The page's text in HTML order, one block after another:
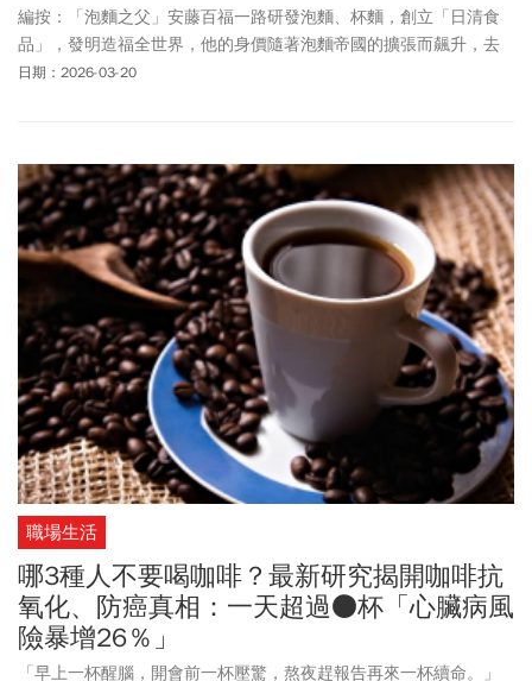
編按：「泡麵之父」安藤百福一路研發泡麵、杯麵，創立「日清食
品」，發明造福全世界，他的身價隨著泡麵帝國的擴張而飆升，去
世時淨資產達8億美元（約合新台幣252億元）。安藤百福人生並非
47歲，他擔任信用合作社理事長時，沒想到合作社破產，讓他一夕
之間身無分文。然而，挫折沒有擊倒他，48歲那年，他從零開始，
研發出泡麵，開創全新的產業，也一步步將公司發展成全球知名品
牌。對於外界總說他「起步晚」，百福總是這樣回答：「人生沒有
什麼晚不晚的。就算50歲、60歲，也能有新的開始。」
日期：2026-03-20
職場生活
哪3種人不要喝咖啡？最新研究揭開咖啡抗
氧化、防癌真相：一天超過●杯「心臟病風
險暴增26％」
「早上一杯醒腦，開會前一杯壓驚，熬夜趕報告再來一杯續命。」